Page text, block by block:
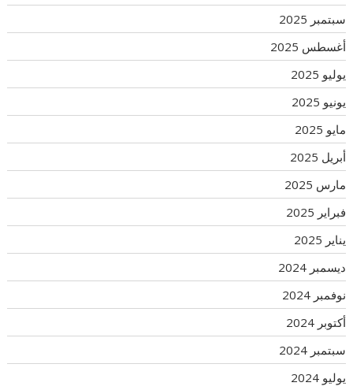
سبتمبر 2025
أغسطس 2025
يوليو 2025
يونيو 2025
مايو 2025
أبريل 2025
مارس 2025
فبراير 2025
يناير 2025
ديسمبر 2024
نوفمبر 2024
أكتوبر 2024
سبتمبر 2024
يوليو 2024